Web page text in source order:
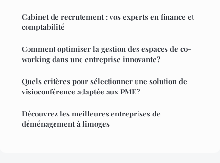
Cabinet de recrutement : vos experts en finance et
comptabilité
Comment optimiser la gestion des espaces de co-
working dans une entreprise innovante?
Quels critères pour sélectionner une solution de
visioconférence adaptée aux PME?
Découvrez les meilleures entreprises de
déménagement à limoges